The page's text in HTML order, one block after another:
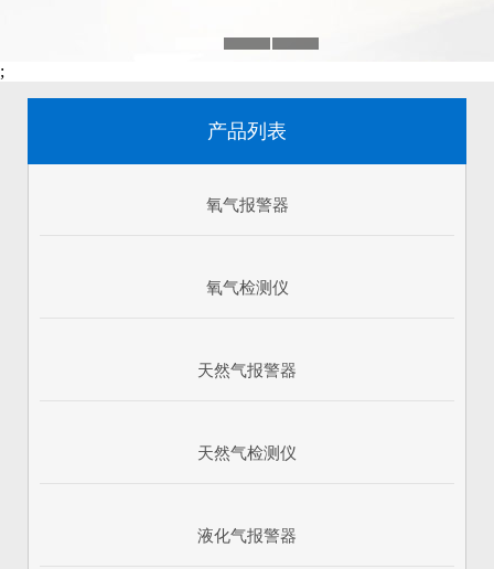
;
产品列表
氧气报警器
氧气检测仪
天然气报警器
天然气检测仪
液化气报警器